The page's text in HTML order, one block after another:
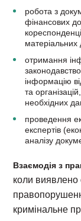
робота з
фінансових
матеріальних
отримання
інформацію
та
необхідних
проведення
експертів
аналізу
Взаємодія з
коли виявлено
кримінальне